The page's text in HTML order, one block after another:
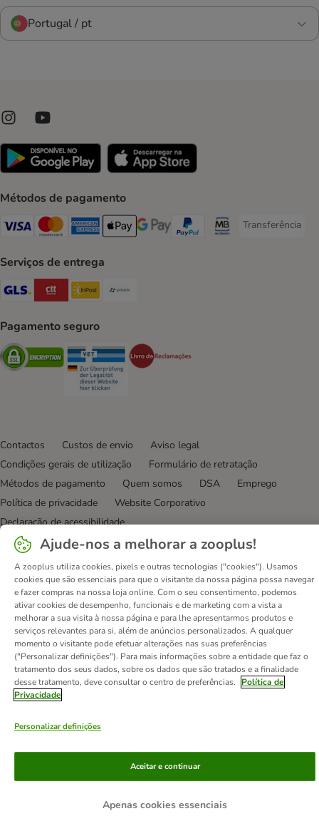
Portugal / pt
Métodos de pagamento
Visa Payment Method
Mastercard Payment Method
American Express Payment Method
Apple Pay Payment Method
Google Pay Payment Method
PayPal Payment Method
Multibanco Payment
Transferência
Transferência
Serviços de entrega
GLS Shipping Method
CTTExpress Shipping Method
InPost Shipping Method
Pagamento seguro
Security Security
Contactos Custos de envio
Aviso legal
Condições gerais de utilização
Formulário de retratação
Métodos de pagamento
Quem somos DSA
Emprego
Política de privacidade
Website Corporativo
Declaração de acessibilidade
© zooplus SE2026
Ajude-nos a melhorar a zooplus!
A zooplus utiliza cookies, pixels e outras tecnologias ("cookies"). Usamos
cookies que são essenciais para que o visitante da nossa página possa navegar
e fazer compras na nossa loja online. Com o seu consentimento, podemos
ativar cookies de desempenho, funcionais e de marketing com a vista a
melhorar a sua visita à nossa página e para lhe apresentarmos produtos e
serviços relevantes para si, além de anúncios personalizados. A qualquer
momento o visitante pode efetuar alterações nas suas preferências
("Personalizar definições"). Para mais informações sobre a entidade que faz o
tratamento dos seus dados, sobre os dados que são tratados e a finalidade
desse tratamento, deve consultar o centro de preferências.
Política de
Privacidade
Personalizar definições
Apenas cookies essenciais
Aceitar e continuar